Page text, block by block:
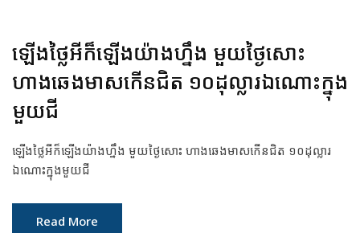
ឡើងថ្លៃអីក៏ឡើងយ៉ាងហ្នឹង មួយថ្ងៃសោះ
ហាងឆេងមាសកើនជិត ១០ដុល្លារឯណោះក្នុង
មួយជី
ឡើងថ្លៃអីក៏ឡើងយ៉ាងហ្នឹង មួយថ្ងៃសោះ ហាងឆេងមាសកើនជិត ១០ដុល្លារ
ឯណោះក្នុងមួយជី
Read More